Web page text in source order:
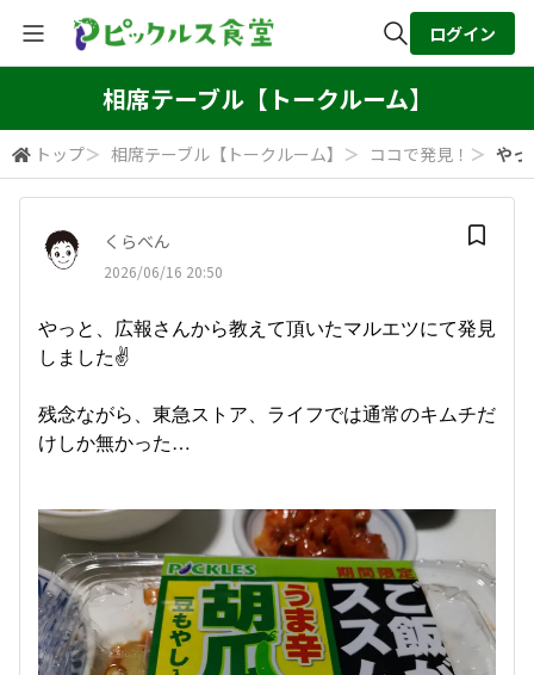
全体検索
検索
ログイン
相席テーブル【トークルーム】
トップ＞ 相席テーブル【トークルーム】 ＞ ココで発見！ ＞ やっ
くらべん
2026/06/16 20:50
やっと、広報さんから教えて頂いたマルエツにて発見
しました✌️
残念ながら、東急ストア、ライフでは通常のキムチだ
けしか無かった…